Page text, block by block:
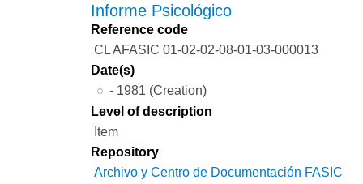
Informe Psicológico
Reference code
CL AFASIC 01-02-02-08-01-03-000013
Date(s)
- 1981 (Creation)
Level of description
Item
Repository
Archivo y Centro de Documentación FASIC